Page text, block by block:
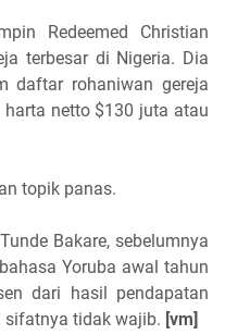
Redeemed Christian
terbesar di Nigeria. Dia
daftar rohaniwan gereja
netto $130 juta atau
topik panas.
Bakare, sebelumnya
Yoruba awal tahun
dari hasil pendapatan
sifatnya tidak wajib. [vm]